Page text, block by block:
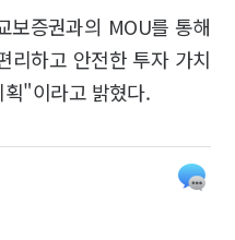
보증권과의 MOU를 통해
리하고 안전한 투자 가치
"이라고 밝혔다.